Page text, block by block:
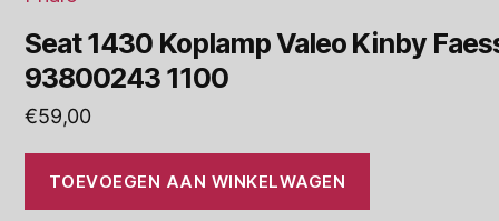
Seat 1430 Koplamp Valeo Kinby
93800243 1100
€59,00
TOEVOEGEN AAN WINKELWAGEN